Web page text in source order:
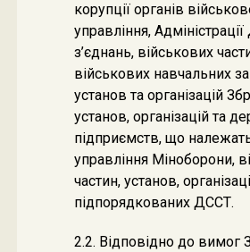
корупції органів
управління,
з’єднань, військових
військових навчальних
установ та організацій
установ, організацій та
підприємств, що
управління Міноборони,
частин, установ,
підпорядкованих ДССТ.
2.2. Відповідно до вимог